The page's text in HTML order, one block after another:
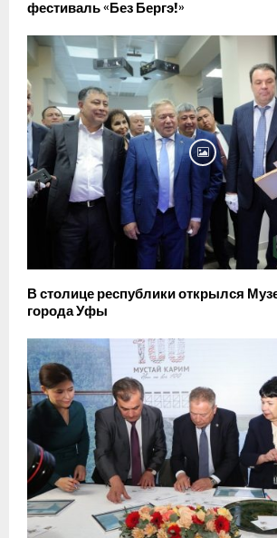
фестиваль «Без Бергэ!»
В столице республики открылся
города Уфы